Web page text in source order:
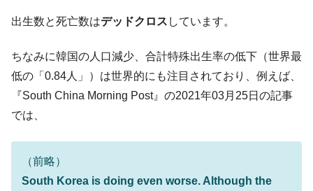
『Money1』
『韓国銀行』が「金の保有量を増やしま
『Money1』
韓国･外為取引量「1日当たり1,214.4億ド
ル」まで拡大 ⇒ 海外資金の動きに強く左右される状態
い「50.5％」に上昇
た ⇒ 国家が行った恐るべき株価操作であり、空前の国政壟
断
出生数と死亡数はデッドクロス しています。
ちなみに韓国の人口減少、合計特殊出生率の低下（世界最
低の「0.84人」）は世界的にも注目されており、例えば、
『South China Morning Post』の2021年03月25日の記事
では、
（前略）
South Korea is doing even worse. Although the